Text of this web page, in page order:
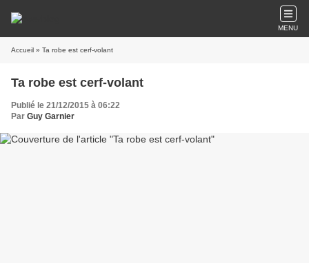
MENU
Accueil » Ta robe est cerf-volant
Ta robe est cerf-volant
Publié le 21/12/2015 à 06:22
Par Guy Garnier